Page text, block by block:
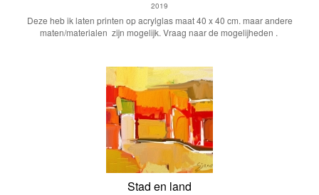
2019
Deze heb ik laten printen op acrylglas maat 40 x 40 cm. maar andere
maten/materialen zijn mogelijk. Vraag naar de mogelijheden .
Stad en land